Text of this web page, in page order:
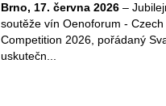
Brno, 17. června 2026 –
soutěže vín Oenoforum -
Competition 2026, pořádaný
uskutečn...